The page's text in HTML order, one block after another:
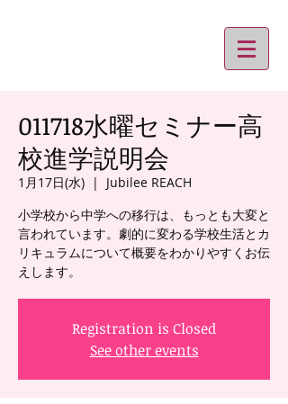
011718水曜セミナー高
校進学説明会
1月17日(水)
  |
Jubilee REACH
小学校から中学への移行は、もっとも大変と
言われています。劇的に変わる学校生活とカ
リキュラムについて概要をわかりやすくお伝
えします。
Registration is Closed
See other events